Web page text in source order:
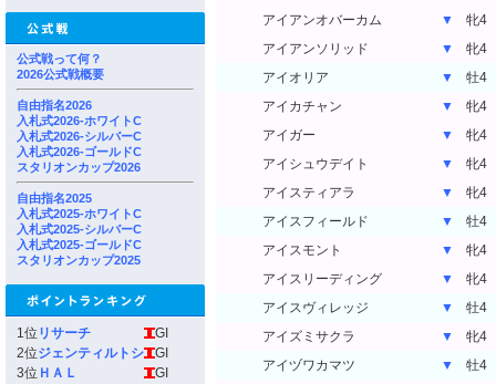
公式戦って何？
2026公式戦概要
自由指名2026
入札式2026-ホワイトC
入札式2026-シルバーC
入札式2026-ゴールドC
スタリオンカップ2026
自由指名2025
入札式2025-ホワイトC
入札式2025-シルバーC
入札式2025-ゴールドC
スタリオンカップ2025
1位 リサーチ
GI
2位ジェンティルトシ
GI
3位 ＨＡＬ
GI
アイアンオバーカム
▼
牝4
アイアンソリッド
▼
牝4
アイオリア
▼
牡4
アイカチャン
▼
牝4
アイガー
▼
牝4
アイシュウデイト
▼
牝4
アイスティアラ
▼
牝4
アイスフィールド
▼
牡4
アイスモント
▼
牝4
アイスリーディング
▼
牝4
アイスヴィレッジ
▼
牡4
アイズミサクラ
▼
牝4
アイヅワカマツ
▼
牡4